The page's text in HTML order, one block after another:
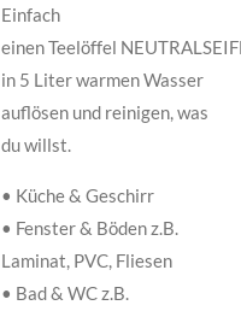
Einfach
einen Teelöffel
in 5 Liter warmen Wasser
auflösen und reinigen, was
du willst.
• Küche & Geschirr
• Fenster & Böden z.B.
Laminat, PVC, Fliesen
• Bad & WC z.B.